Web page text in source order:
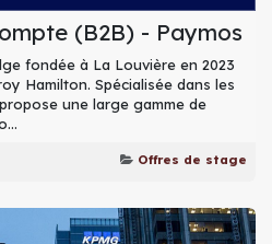
(B2B) - Paymos
fondée à La Louvière en 2023
Hamilton. Spécialisée dans les
une large gamme de
Offres de stage